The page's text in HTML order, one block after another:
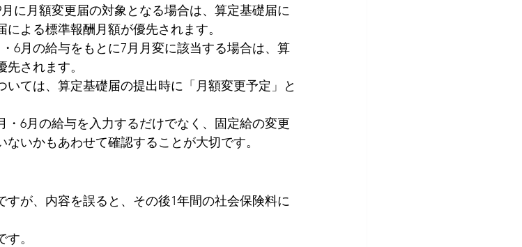
に月額変更届の対象となる場合は、算定基礎届に
よる標準報酬月額が優先されます。
6月の給与をもとに7月月変に該当する場合は、算
されます。
いては、算定基礎届の提出時に「月額変更予定」と
6月の給与を入力するだけでなく、固定給の変更
いかもあわせて確認することが大切です。
が、内容を誤ると、その後1年間の社会保険料に
。